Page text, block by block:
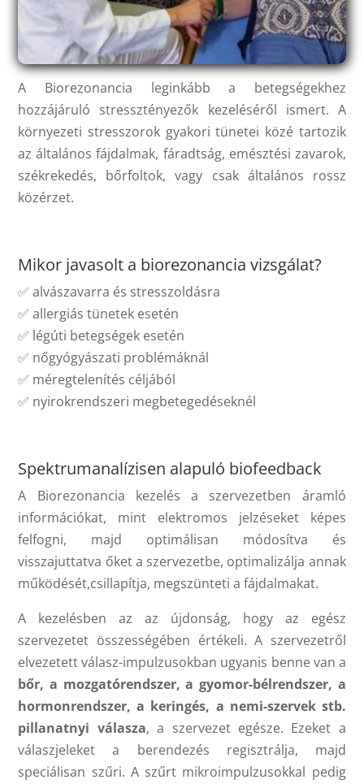
A Biorezonancia leginkább a betegségekhez
hozzájáruló stressztényezők kezeléséről ismert. A
környezeti stresszorok gyakori tünetei közé tartozik
az általános fájdalmak, fáradtság, emésztési zavarok,
székrekedés, bőrfoltok, vagy csak általános rossz
közérzet.
Mikor javasolt a biorezonancia vizsgálat?
✅ alvászavarra és stresszoldásra
✅ allergiás tünetek esetén
✅ légúti betegségek esetén
✅ nőgyógyászati problémáknál
✅ méregtelenítés céljából
✅ nyirokrendszeri megbetegedéseknél
Spektrumanalízisen alapuló biofeedback
A Biorezonancia kezelés a szervezetben áramló
információkat, mint elektromos jelzéseket képes
felfogni, majd optimálisan módosítva és
visszajuttatva őket a szervezetbe, optimalizálja annak
működését,csillapítja, megszünteti a fájdalmakat.
A kezelésben az az újdonság, hogy az egész
szervezetet összességében értékeli. A szervezetről
elvezetett válasz-impulzusokban ugyanis benne van a
bőr, a mozgatórendszer, a gyomor-bélrendszer, a
hormonrendszer, a keringés, a nemi-szervek stb.
pillanatnyi válasza, a szervezet egésze. Ezeket a
válaszjeleket a berendezés regisztrálja, majd
speciálisan szűri. A szűrt mikroimpulzusokkal pedig